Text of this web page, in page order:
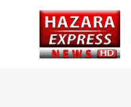
Skip
to